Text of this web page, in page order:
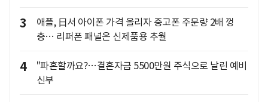
3
애플, 日서 아이폰 가격 올리자 중고폰 주문량 2배 껑
충… 리퍼폰 패널은 신제품용 추월
4
"파혼할까요?…결혼자금 5500만원 주식으로 날린 예비
신부